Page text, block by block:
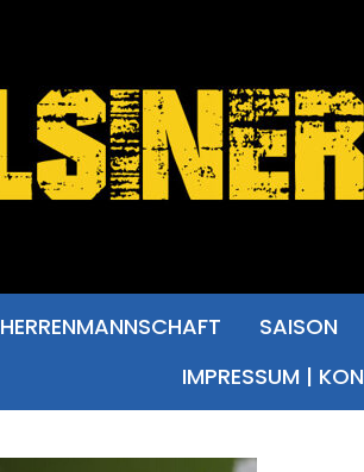
HERRENMANNSCHAFT SAISON
IMPRESSUM |